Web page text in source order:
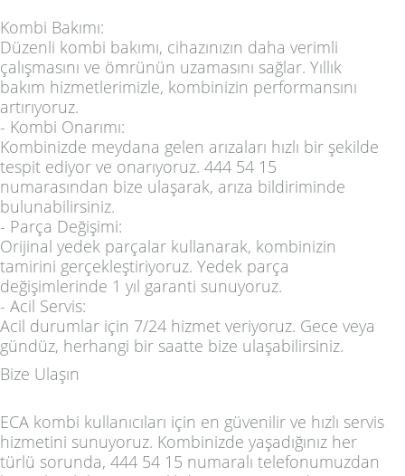
Kombi Bakımı:
Düzenli kombi bakımı, cihazınızın daha verimli
çalışmasını ve ömrünün uzamasını sağlar. Yıllık
bakım hizmetlerimizle, kombinizin performansını
artırıyoruz.
- Kombi Onarımı:
Kombinizde meydana gelen arızaları hızlı bir şekilde
tespit ediyor ve onarıyoruz. 444 54 15
numarasından bize ulaşarak, arıza bildiriminde
bulunabilirsiniz.
- Parça Değişimi:
Orijinal yedek parçalar kullanarak, kombinizin
tamirini gerçekleştiriyoruz. Yedek parça
değişimlerinde 1 yıl garanti sunuyoruz.
- Acil Servis:
Acil durumlar için 7/24 hizmet veriyoruz. Gece veya
gündüz, herhangi bir saatte bize ulaşabilirsiniz.
Bize Ulaşın
ECA kombi kullanıcıları için en güvenilir ve hızlı servis
hizmetini sunuyoruz. Kombinizde yaşadığınız her
türlü sorunda, 444 54 15 numaralı telefonumuzdan